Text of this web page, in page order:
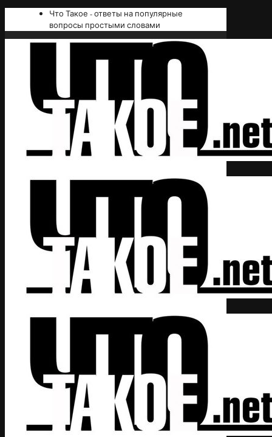
Что Такое - ответы на популярные
вопросы простыми словами